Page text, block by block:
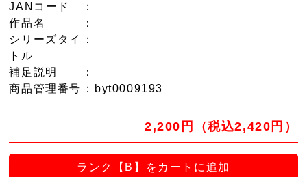
JANコード
：
作品名
：
シリーズタイ
トル
：
補足説明
：
商品管理番号 ：byt0009193
2,200円（税込2,420円）
ランク【B】をカートに追加